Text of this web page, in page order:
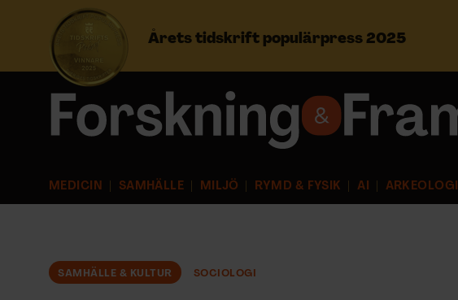
Årets tidskrift populärpress 2025
MEDICIN SAMHÄLLE MILJÖ RYMD & FYSIK AI ARKEOLOGI
Prenumerera
NYHETSBREV
ARKIV & E-TIDNING
SAMHÄLLE & KULTUR SOCIOLOGI